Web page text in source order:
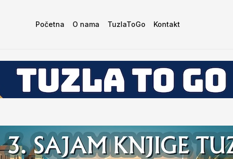
Početna O nama TuzlaToGo Kontakt